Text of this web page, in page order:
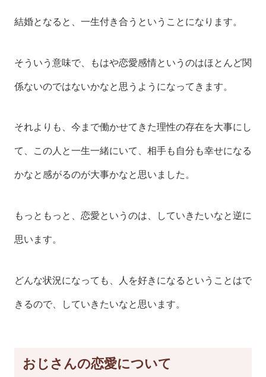
結婚となると、一生付き合うということになります。
そういう意味で、もはや恋愛感情というのはほとんど関
係ないのではないかなと思うようになってきます。
それよりも、今まで働かせてきた理性の存在を大事にし
て、この人と一生一緒にいて、相手も自分も幸せになる
かなと感がるのが大事かなと思いました。
もっともっと、恋愛というのは、していきたいなと逆に
思います。
どんな状況になっても、人を好きになるということはで
きるので、していきたいなと思います。
おじさんの恋愛について